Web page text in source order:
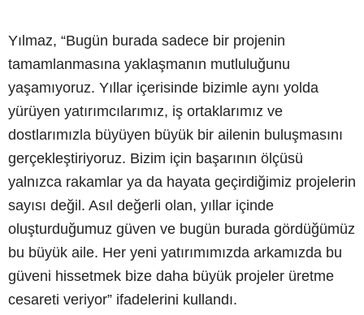
Yılmaz, “Bugün burada sadece bir projenin
tamamlanmasına yaklaşmanın mutluluğunu
yaşamıyoruz. Yıllar içerisinde bizimle aynı yolda
yürüyen yatırımcılarımız, iş ortaklarımız ve
dostlarımızla büyüyen büyük bir ailenin buluşmasını
gerçekleştiriyoruz. Bizim için başarının ölçüsü
yalnızca rakamlar ya da hayata geçirdiğimiz projelerin
sayısı değil. Asıl değerli olan, yıllar içinde
oluşturduğumuz güven ve bugün burada gördüğümüz
bu büyük aile. Her yeni yatırımımızda arkamızda bu
güveni hissetmek bize daha büyük projeler üretme
cesareti veriyor” ifadelerini kullandı.